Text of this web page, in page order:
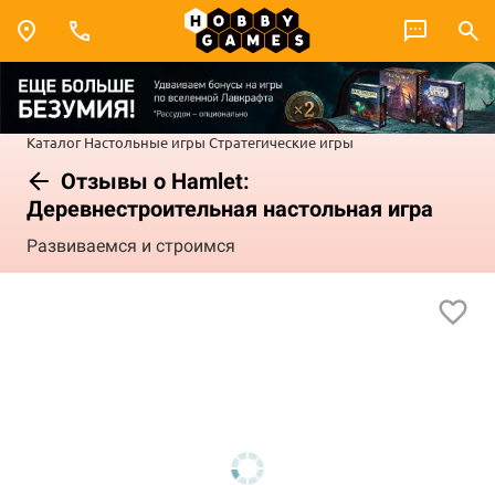
Каталог Настольные игры Стратегические игры
Отзывы о Hamlet:
Деревнестроительная настольная игра
Развиваемся и строимся